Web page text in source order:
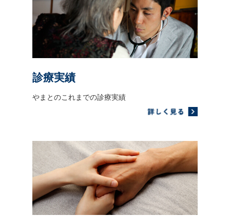
診療実績
やまとのこれまでの診療実績